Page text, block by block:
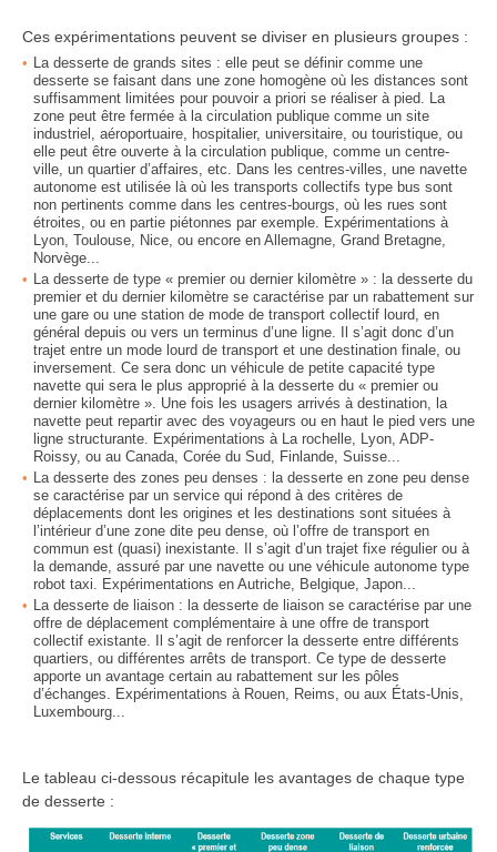
Ces expérimentations peuvent se diviser en plusieurs groupes :
La desserte de grands sites : elle peut se définir comme une
desserte se faisant dans une zone homogène où les distances sont
suffisamment limitées pour pouvoir a priori se réaliser à pied. La
zone peut être fermée à la circulation publique comme un site
industriel, aéroportuaire, hospitalier, universitaire, ou touristique, ou
elle peut être ouverte à la circulation publique, comme un centre-
ville, un quartier d’affaires, etc. Dans les centres-villes, une navette
autonome est utilisée là où les transports collectifs type bus sont
non pertinents comme dans les centres-bourgs, où les rues sont
étroites, ou en partie piétonnes par exemple. Expérimentations à
Lyon, Toulouse, Nice, ou encore en Allemagne, Grand Bretagne,
Norvège...
La desserte de type « premier ou dernier kilomètre » : la desserte du
premier et du dernier kilomètre se caractérise par un rabattement sur
une gare ou une station de mode de transport collectif lourd, en
général depuis ou vers un terminus d’une ligne. Il s’agit donc d’un
trajet entre un mode lourd de transport et une destination finale, ou
inversement. Ce sera donc un véhicule de petite capacité type
navette qui sera le plus approprié à la desserte du « premier ou
dernier kilomètre ». Une fois les usagers arrivés à destination, la
navette peut repartir avec des voyageurs ou en haut le pied vers une
ligne structurante. Expérimentations à La rochelle, Lyon, ADP-
Roissy, ou au Canada, Corée du Sud, Finlande, Suisse...
La desserte des zones peu denses : la desserte en zone peu dense
se caractérise par un service qui répond à des critères de
déplacements dont les origines et les destinations sont situées à
l’intérieur d’une zone dite peu dense, où l’offre de transport en
commun est (quasi) inexistante. Il s’agit d’un trajet fixe régulier ou à
la demande, assuré par une navette ou une véhicule autonome type
robot taxi. Expérimentations en Autriche, Belgique, Japon...
La desserte de liaison : la desserte de liaison se caractérise par une
offre de déplacement complémentaire à une offre de transport
collectif existante. Il s’agit de renforcer la desserte entre différents
quartiers, ou différentes arrêts de transport. Ce type de desserte
apporte un avantage certain au rabattement sur les pôles
d’échanges. Expérimentations à Rouen, Reims, ou aux États-Unis,
Luxembourg...
Le tableau ci-dessous récapitule les avantages de chaque type
de desserte :